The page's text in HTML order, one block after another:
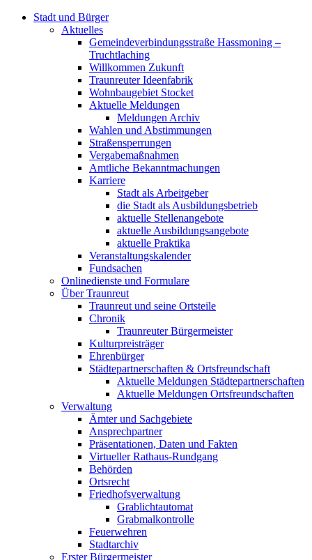
Stadt und Bürger
Aktuelles
Gemeindeverbindungsstraße Hassmoning –
Truchtlaching
Willkommen Zukunft
Traunreuter Ideenfabrik
Wohnbaugebiet Stocket
Aktuelle Meldungen
Meldungen Archiv
Wahlen und Abstimmungen
Straßensperrungen
Vergabemaßnahmen
Amtliche Bekanntmachungen
Karriere
Stadt als Arbeitgeber
die Stadt als Ausbildungsbetrieb
aktuelle Stellenangebote
aktuelle Ausbildungsangebote
aktuelle Praktika
Veranstaltungskalender
Fundsachen
Onlinedienste und Formulare
Über Traunreut
Traunreut und seine Ortsteile
Chronik
Traunreuter Bürgermeister
Kulturpreisträger
Ehrenbürger
Städtepartnerschaften & Ortsfreundschaft
Aktuelle Meldungen Städtepartnerschaften
Aktuelle Meldungen Ortsfreundschaften
Verwaltung
Ämter und Sachgebiete
Ansprechpartner
Präsentationen, Daten und Fakten
Virtueller Rathaus-Rundgang
Behörden
Ortsrecht
Friedhofsverwaltung
Grablichtautomat
Grabmalkontrolle
Feuerwehren
Stadtarchiv
Erster Bürgermeister